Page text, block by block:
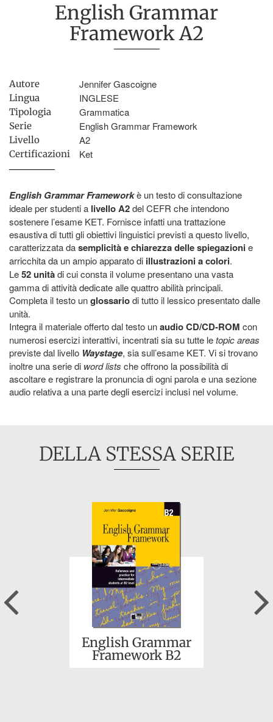
English Grammar
Framework A2
Autore Jennifer Gascoigne
Lingua INGLESE
Tipologia Grammatica
Serie English Grammar Framework
Livello A2
Certificazioni Ket
English Grammar Frameworkè un testo di consultazione
ideale per studenti a livello A2del CEFR che intendono
sostenere l’esame KET. Fornisce infatti una trattazione
esaustiva di tutti gli obiettivi linguistici previsti a questo livello,
caratterizzata dasemplicità e chiarezza delle spiegazionie
arricchita da un ampio apparato di illustrazioni a colori.
Le52 unitàdi cui consta il volume presentano una vasta
gamma di attività dedicate alle quattro abilità principali.
Completa il testo unglossariodi tutto il lessico presentato dalle
unità.
Integra il materiale offerto dal testo unaudio CD/CD-ROM con
numerosi esercizi interattivi, incentrati sia su tutte letopic areas
previste dal livello Waystage, sia sull’esame KET. Vi si trovano
inoltre una serie di word lists che offrono la possibilità di
ascoltare e registrare la pronuncia di ogni parola e una sezione
audio relativa a una parte degli esercizi inclusi nel volume.
DELLA STESSA SERIE
English Grammar
Framework B2
Previous